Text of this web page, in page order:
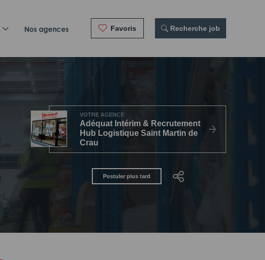
Nos agences Favoris Recherche job
VOTRE AGENCE
Adéquat Intérim & Recrutement
Hub Logistique Saint Martin de
Crau
Postuler plus tard